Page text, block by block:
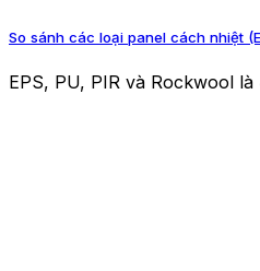
So sánh các loại panel cách nhiệt
EPS, PU, PIR và Rockwool